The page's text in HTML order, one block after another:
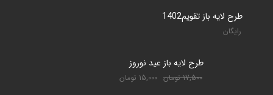
طرح لایه باز تقویم1402
رایگان
طرح لایه باز عید نوروز
17,500 تومان 15,000 تومان